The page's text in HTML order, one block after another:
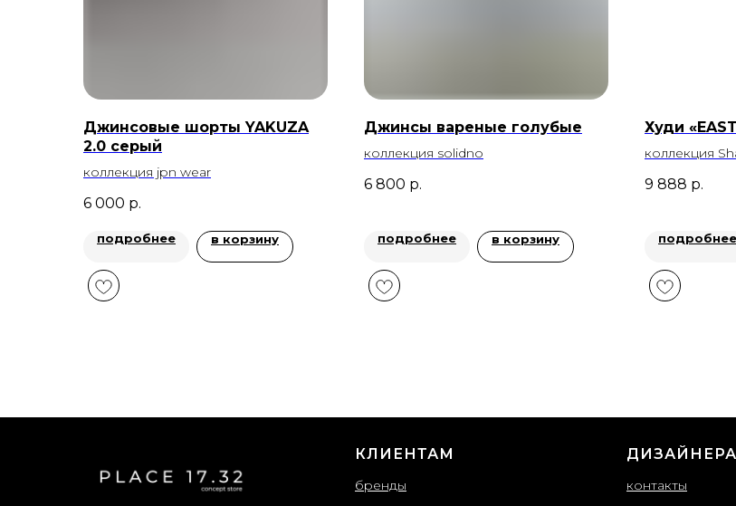
Джинсовые шорты YAKUZA
2.0 серый
коллекция jpn wear
6 000 р.
подробнее в корзину
Джинсы вареные голубые
коллекция solidno
6 800 р.
подробнее в корзину
Худи
коллекция
9 888 р.
подробнее
КЛИЕНТАМ
бренды
контакты